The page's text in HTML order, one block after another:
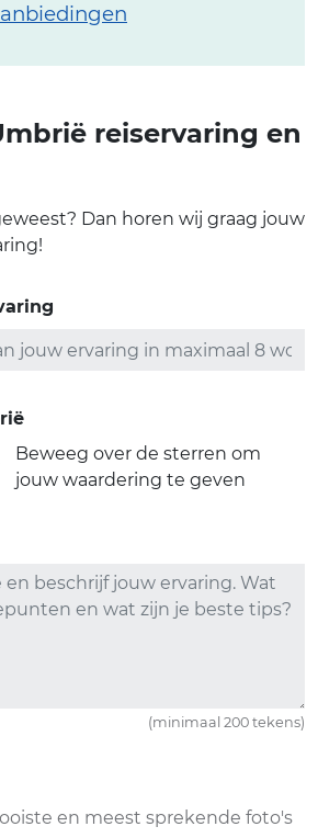
reiservaring en
Dan horen wij graag jouw
Beweeg over de sterren om
jouw waardering te geven
(minimaal 200 tekens)
en meest sprekende foto's